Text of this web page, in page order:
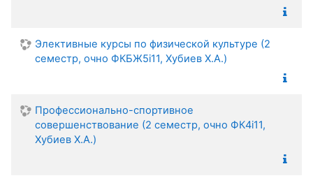
Элективные курсы по физической культуре (2
семестр, очно ФКБЖ5i11, Хубиев Х.А.)
Профессионально-спортивное
совершенствование (2 семестр, очно ФК4i11,
Хубиев Х.А.)